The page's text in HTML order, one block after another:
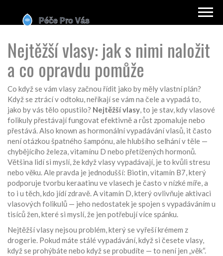
Nejtěžší vlasy: jak s nimi naložit
a co opravdu pomůže
Co když se vám vlasy začnou řídit jako by měly vlastní plán?
Když se ztrácí v odtoku, neříkají se vám na čele a vypadá to,
jako by vás tělo opustilo? Nejtěžší vlasy,to je stav, kdy vlasové
folikuly přestávají fungovat efektivně a růst zpomaluje nebo
přestává. Also known as hormonální vypadávání vlasů, it často
není otázkou špatného šampónu, ale hlubšího selhání v těle —
chybějícího železa, vitamínu D nebo přetížených hormonů.
Většina lidí si myslí, že když vlasy vypadávají, je to kvůli stresu
nebo věku. Ale pravda je jednodušší: Biotin,vitamín B7, který
podporuje tvorbu keraatinu ve vlasech je často v nízké míře, a
to i u těch, kdo jídí zdravě. Avitamín D,který ovlivňuje aktivaci
vlasových folikulů — jeho nedostatek je spojen s vypadáváním u
tisíců žen, které si myslí, že jen potřebují více spánku.
Nejtěžší vlasy nejsou problém, který se vyřeší krémem z
drogerie. Pokud máte stálé vypadávání, když si česete vlasy,
když se prohýbáte nebo když se probudíte — to není jen „věk“.